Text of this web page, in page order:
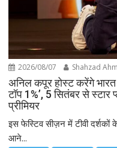
2026/08/07 Shahzad
अनिल कपूर होस्ट करेंगे भारत
टॉप 1%’, 5 सितंबर से स्टार
प्रीमियर
इस फेस्टिव सीज़न में टीवी
आने...